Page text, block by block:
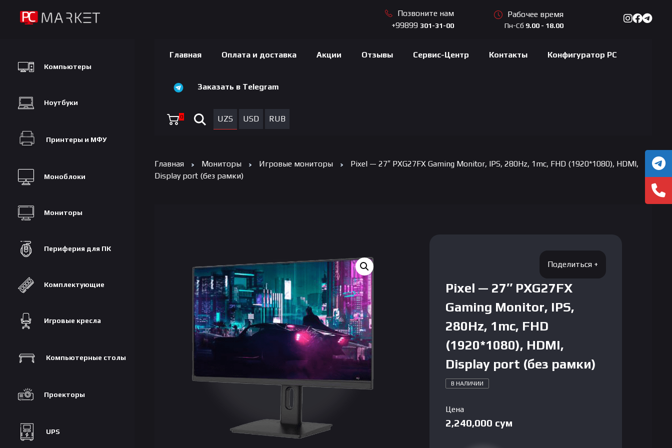
Позвоните нам
+99899 301-31-00
Рабочее время
Пн-Сб 9.00 - 18.00
Компьютеры
Ноутбуки
Принтеры и МФУ
Моноблоки
Мониторы
Периферия для ПК
Комплектующие
Игровые кресла
Компьютерные столы
Проекторы
UPS
Главная Оплата и доставка Акции Отзывы Сервис-Центр Контакты Конфигуратор PC
Заказать в Telegram
0 UZS USD RUB
Главная Мониторы Игровые мониторы
Pixel — 27″ PXG27FX Gaming Monitor, IPS, 280Hz, 1mc, FHD (1920*1080), HDMI,
Display port (без рамки)
Pixel — 27″ PXG27FX
Gaming Monitor, IPS,
280Hz, 1mc, FHD
(1920*1080), HDMI,
Display port (без рамки)
В НАЛИЧИИ
Цена
2,240,000 сум